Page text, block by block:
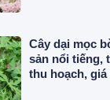
Cây dại mọc
sản nổi tiếng,
thu hoạch, giá